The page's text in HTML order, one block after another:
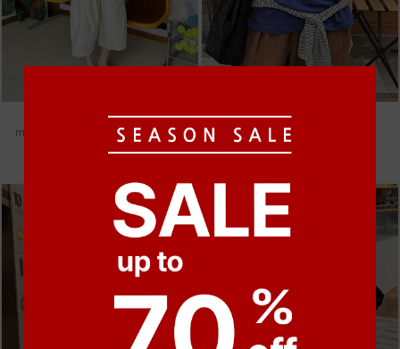
●
m_헤세드 스티치 데님팬츠 [4차 재입고]
87,000원
●
m_마무 린넨 나시 [4차 재입고]
28,000원